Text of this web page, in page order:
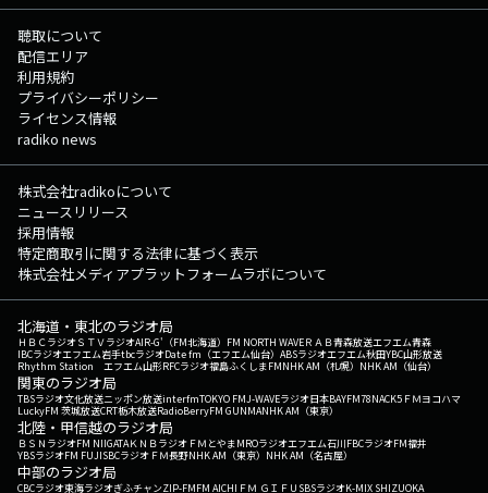
聴取について
配信エリア
利用規約
プライバシーポリシー
ライセンス情報
radiko news
株式会社radikoについて
ニュースリリース
採用情報
特定商取引に関する法律に基づく表示
株式会社メディアプラットフォームラボについて
北海道・東北のラジオ局
ＨＢＣラジオＳＴＶラジオAIR-G'（FM北海道） FM NORTH WAVEＲＡＢ青森放送エフエム青森
IBCラジオエフエム岩手tbcラジオDate fm（エフエム仙台） ABSラジオエフエム秋田YBC山形放送
Rhythm Station エフエム山形RFCラジオ福島ふくしまFMNHK AM（札幌） NHK AM（仙台）
関東のラジオ局
TBSラジオ文化放送ニッポン放送interfmTOKYO FMJ-WAVEラジオ日本BAYFM78NACK5 ＦＭヨコハマ
LuckyFM 茨城放送CRT栃木放送RadioBerryFM GUNMANHK AM（東京）
北陸・甲信越のラジオ局
ＢＳＮラジオFM NIIGATAＫＮＢラジオ ＦＭとやまMROラジオエフエム石川FBCラジオFM福井
YBSラジオFM FUJISBCラジオ ＦＭ長野NHK AM（東京） NHK AM（名古屋）
中部のラジオ局
CBCラジオ東海ラジオぎふチャンZIP-FMFM AICHI ＦＭ ＧＩＦＵ SBSラジオK-MIX SHIZUOKA